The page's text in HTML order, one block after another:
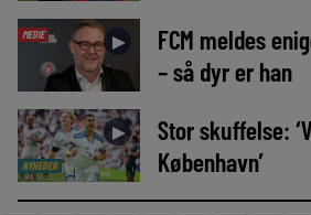
MEDIE ►
FCM meldes
– så dyr er han
NYHEDER
►
Stor skuffelse:
København’